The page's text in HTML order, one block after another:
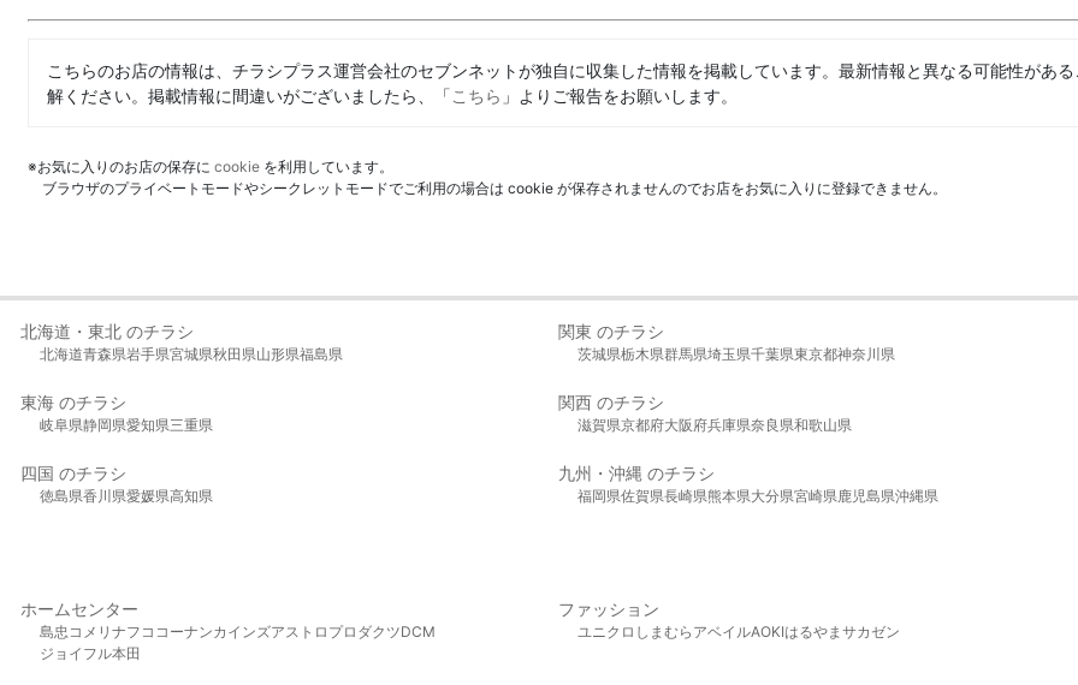
こちらのお店の情報は、チラシプラス運営会社のセブンネットが独自に収集した情報を掲載しています。最新情報と異なる可能性があ
解ください。掲載情報に間違いがございましたら、「こちら 」よりご報告をお願いします。
※お気に入りのお店の保存に cookie を利用しています。
ブラウザのプライベートモードやシークレットモードでご利用の場合は cookie が保存されませんのでお店をお気に入りに登録できません。
北海道・東北 のチラシ
北海道青森県岩手県宮城県秋田県山形県福島県
関東 のチラシ
茨城県栃木県群馬県埼玉県千葉県東京都神奈川県
東海 のチラシ
岐阜県静岡県愛知県三重県
関西 のチラシ
滋賀県京都府大阪府兵庫県奈良県和歌山県
四国 のチラシ
徳島県香川県愛媛県高知県
九州・沖縄 のチラシ
福岡県佐賀県長崎県熊本県大分県宮崎県鹿児島県沖縄県
ホームセンター
島忠 コメリ ナフコ コーナンカインズアストロプロダクツDCM
ジョイフル本田
ファッション
ユニクロ しまむら アベイルAOKIはるやま サカゼン